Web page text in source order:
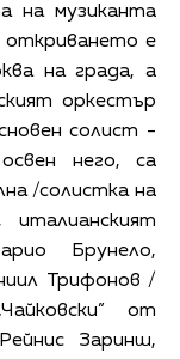
на музиканта
е
на града, а
оркестър
солист -
него, са
/солистка на
италианският
Брунело,
Трифонов /
от
Заринш,